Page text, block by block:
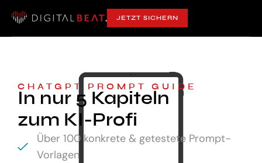
JETZT SICHERN
CHATGPT PROMPT GUIDE
In nur 5 Kapiteln
zum KI-Profi
Über 100 konkrete & getestete Prompt-
Vorlagen